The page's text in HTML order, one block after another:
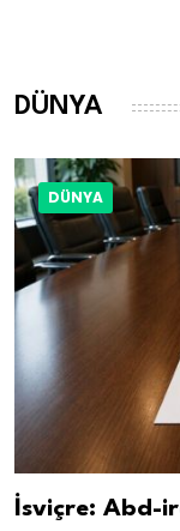
DÜNYA
DÜNYA
İsviçre: Abd-